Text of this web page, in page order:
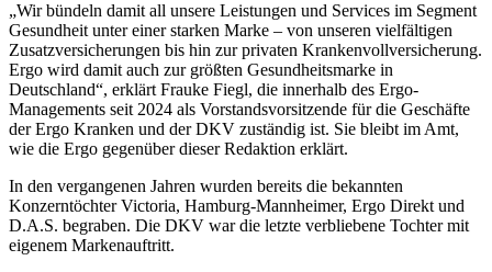
„Wir bündeln damit all unsere Leistungen und Services im Segment
Gesundheit unter einer starken Marke – von unseren vielfältigen
Zusatzversicherungen bis hin zur privaten Krankenvollversicherung.
Ergo wird damit auch zur größten Gesundheitsmarke in
Deutschland“, erklärt Frauke Fiegl, die innerhalb des Ergo-
Managements seit 2024 als Vorstandsvorsitzende für die Geschäfte
der Ergo Kranken und der DKV zuständig ist. Sie bleibt im Amt,
wie die Ergo gegenüber dieser Redaktion erklärt.
In den vergangenen Jahren wurden bereits die bekannten
Konzerntöchter Victoria, Hamburg-Mannheimer, Ergo Direkt und
D.A.S. begraben. Die DKV war die letzte verbliebene Tochter mit
eigenem Markenauftritt.